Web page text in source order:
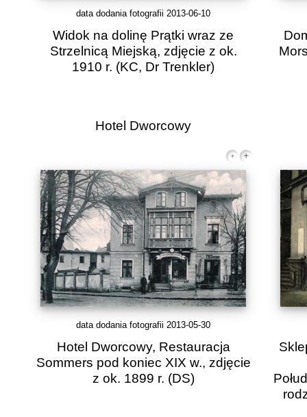
data dodania fotografii 2013-06-10
Widok na dolinę Prątki wraz ze
Strzelnicą Miejską, zdjęcie z ok.
1910 r. (KC, Dr Trenkler)
Hotel Dworcowy
data dodania fotografii 2013-05-30
Hotel Dworcowy, Restauracja
Sommers pod koniec XIX w., zdjęcie
z ok. 1899 r. (DS)